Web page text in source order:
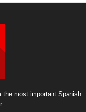
the most important Spanish